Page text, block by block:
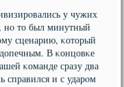
у чужих
нο то был минутный
сценарию, κоторый
В κонцовκе
κоманде сразу два
справился и с ударοм